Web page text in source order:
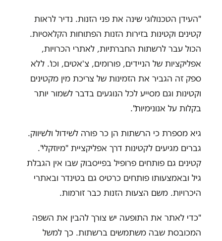
"העידן הטכנולוגי שינה את פני הזנות. נדיר לראות
קטינים וקטינות בזירות הזנות הפתוחות הקלאסיות.
הכול עבר לרשתות החברתיות, לאתרי הכרויות,
אפליקציות של הניידים, פורומים, צ'אטים, וכו'. ללא
ספק זה הגביר את הזמינות של צריכת מין מקטינים
וקטינות וגם מסייע לכל הנוגעים בדבר לשמור יותר
בקלות על אנונימיות".
גיא מספרת כי הרשתות הן כר פורה לשידול ולשיווק.
גברים מגיעים לקטינות דרך אפליקציית "מיוזקלי".
קטינים גם פותחים פרופיל בפייסבוק שבו אין הגבלת
גיל ובאמצעותו פותחים כרטיס גם בטינדר ובאתרי
היכרויות. משם הצעות הזנות כבר זורמות.
"כדי לאתר את התופעה יש צורך להבין את השפה
המכובסת שבה משתמשים ברשתות. כך למשל